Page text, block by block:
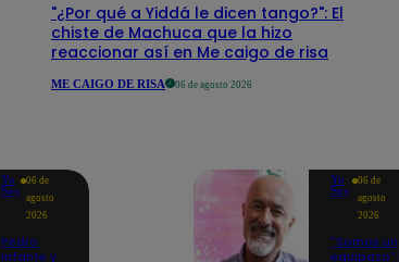
"¿Por qué a Yiddá le dicen tango?": El
chiste de Machuca que la hizo
reaccionar así en Me caigo de risa
ME CAIGO DE RISA 06 de agosto 2026
Yo
Soy
06 de
agosto
2026
Pedro
Infante y
Yo
Soy
06 de
agosto
2026
"Somos un
equipazo":